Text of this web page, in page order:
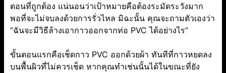
ตอนที่ถูกต้อง แน่นอนว่าเป้าหมายคือต้องระมัดระวังมาก
พอที่จะไม่จบลงด้วยการรั่วไหล มิฉะนั้น คุณจะถามตัวเองว่า
“ฉันจะมีวิธีล้างเอากาวออกจากท่อ PVC ได้อย่างไร”
ขั้นตอนแรกคือเช็ดกาว PVC ออกด้วยผ้า ทันทีที่กาวหยดลง
บนพื้นผิวที่ไม่ควรเช็ด หากคุณทำเช่นนั้นได้ในขณะที่ยัง